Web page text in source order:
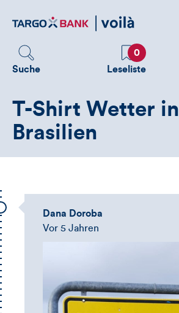
zum
Suche
Favoriten
0
Leseliste
T-Shirt Wetter in
Brasilien
Dana Doroba
Vor 5 Jahren